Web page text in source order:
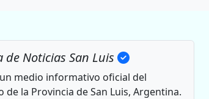
de Noticias San Luis
un medio informativo oficial del
de la Provincia de San Luis, Argentina.